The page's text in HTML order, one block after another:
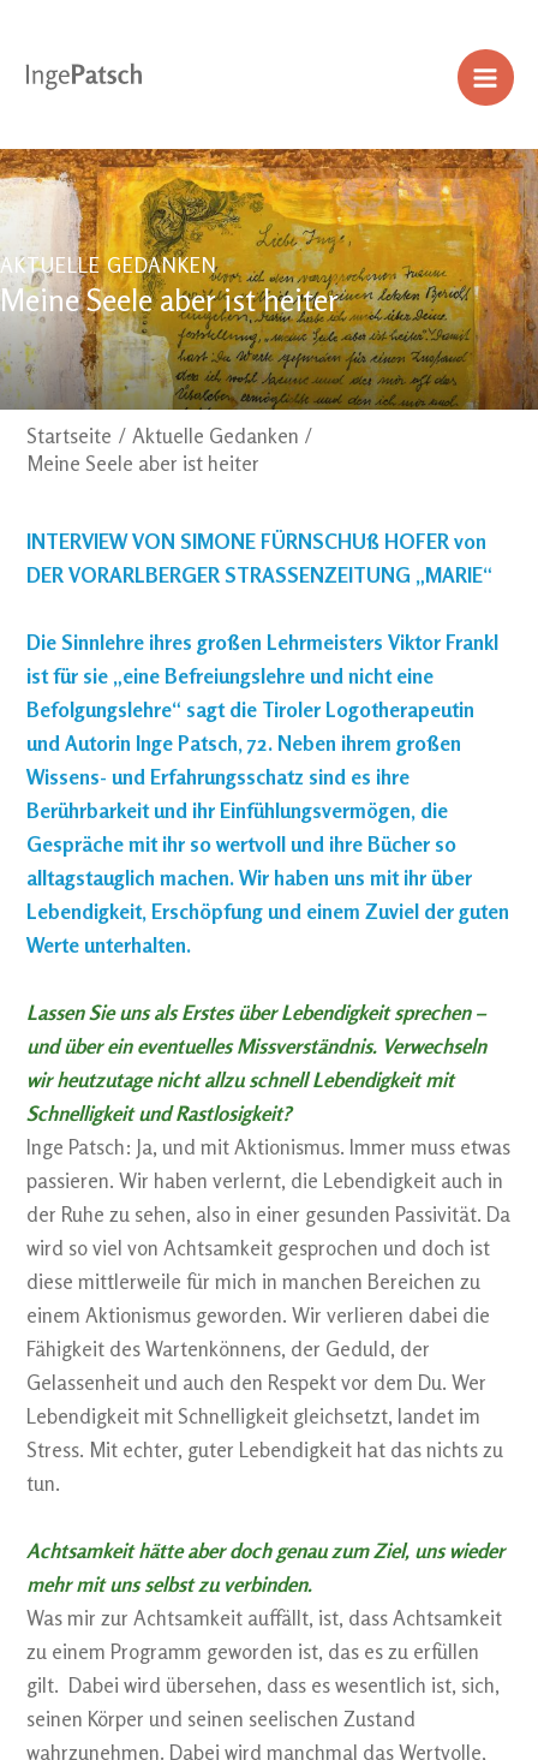
springen
AKTUELLE GEDANKEN
Meine Seele aber ist heiter
Startseite
Aktuelle Gedanken
Meine Seele aber ist heiter
INTERVIEW VON SIMONE FÜRNSCHUß HOFER von
DER VORARLBERGER STRASSENZEITUNG „MARIE“
Die Sinnlehre ihres großen Lehrmeisters Viktor Frankl
ist für sie „eine Befreiungslehre und nicht eine
Befolgungslehre“ sagt die Tiroler Logotherapeutin
und Autorin Inge Patsch, 72. Neben ihrem großen
Wissens- und Erfahrungsschatz sind es ihre
Berührbarkeit und ihr Einfühlungsvermögen, die
Gespräche mit ihr so wertvoll und ihre Bücher so
alltagstauglich machen. Wir haben uns mit ihr über
Lebendigkeit, Erschöpfung und einem Zuviel der guten
Werte unterhalten.
Lassen Sie uns als Erstes über Lebendigkeit sprechen –
und über ein eventuelles Missverständnis. Verwechseln
wir heutzutage nicht allzu schnell Lebendigkeit mit
Schnelligkeit und Rastlosigkeit?
Inge Patsch: Ja, und mit Aktionismus. Immer muss etwas
passieren. Wir haben verlernt, die Lebendigkeit auch in
der Ruhe zu sehen, also in einer gesunden Passivität. Da
wird so viel von Achtsamkeit gesprochen und doch ist
diese mittlerweile für mich in manchen Bereichen zu
einem Aktionismus geworden. Wir verlieren dabei die
Fähigkeit des Wartenkönnens, der Geduld, der
Gelassenheit und auch den Respekt vor dem Du. Wer
Lebendigkeit mit Schnelligkeit gleichsetzt, landet im
Stress. Mit echter, guter Lebendigkeit hat das nichts zu
tun.
Achtsamkeit hätte aber doch genau zum Ziel, uns wieder
mehr mit uns selbst zu verbinden.
Was mir zur Achtsamkeit auffällt, ist, dass Achtsamkeit
zu einem Programm geworden ist, das es zu erfüllen
gilt. Dabei wird übersehen, dass es wesentlich ist, sich,
seinen Körper und seinen seelischen Zustand
wahrzunehmen. Dabei wird manchmal das Wertvolle,